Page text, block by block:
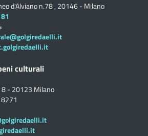
d'Alviano n.78 , 20146 - Milano
culturali
8 - 20123 Milano